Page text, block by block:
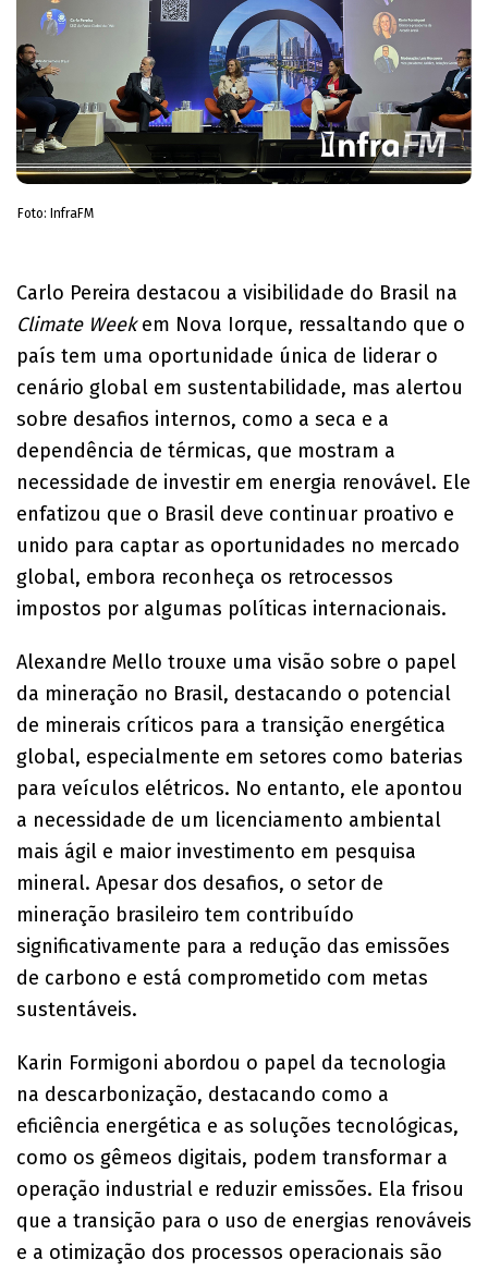
Foto: InfraFM
Carlo Pereira destacou a visibilidade do Brasil na
Climate Weekem Nova Iorque, ressaltando que o
país tem uma oportunidade única de liderar o
cenário global em sustentabilidade, mas alertou
sobre desafios internos, como a seca e a
dependência de térmicas, que mostram a
necessidade de investir em energia renovável. Ele
enfatizou que o Brasil deve continuar proativo e
unido para captar as oportunidades no mercado
global, embora reconheça os retrocessos
impostos por algumas políticas internacionais.
Alexandre Mello trouxe uma visão sobre o papel
da mineração no Brasil, destacando o potencial
de minerais críticos para a transição energética
global, especialmente em setores como baterias
para veículos elétricos. No entanto, ele apontou
a necessidade de um licenciamento ambiental
mais ágil e maior investimento em pesquisa
mineral. Apesar dos desafios, o setor de
mineração brasileiro tem contribuído
significativamente para a redução das emissões
de carbono e está comprometido com metas
sustentáveis.
Karin Formigoni abordou o papel da tecnologia
na descarbonização, destacando como a
eficiência energética e as soluções tecnológicas,
como os gêmeos digitais, podem transformar a
operação industrial e reduzir emissões. Ela frisou
que a transição para o uso de energias renováveis
e a otimização dos processos operacionais são